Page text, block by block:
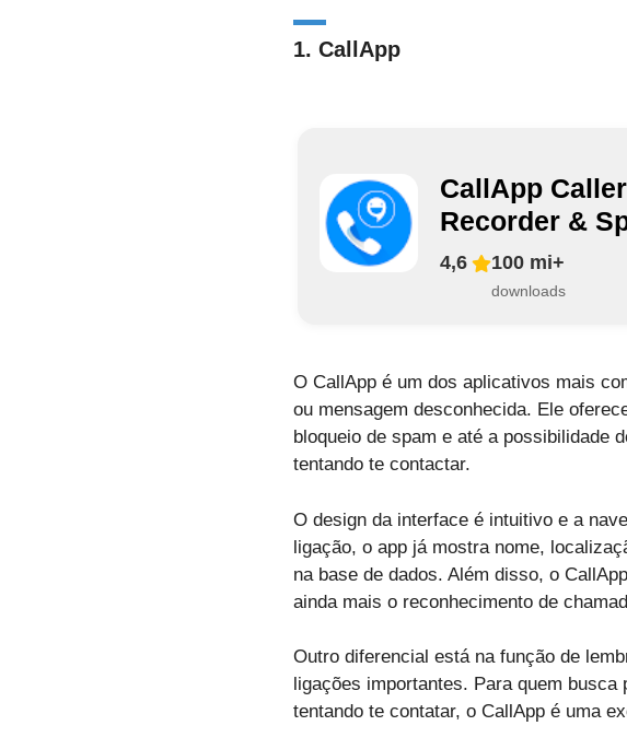
1. CallApp
CallApp
Recorder &
4,6 100 mi+
downloads
O CallApp é um dos aplicativos mais
ou mensagem desconhecida. Ele
bloqueio de spam e até a possibilidade
tentando te contactar.
O design da interface é intuitivo e a
ligação, o app já mostra nome,
na base de dados. Além disso, o
ainda mais o reconhecimento de
Outro diferencial está na função de
ligações importantes. Para quem
tentando te contatar, o CallApp é uma